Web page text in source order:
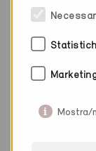
Mostra/